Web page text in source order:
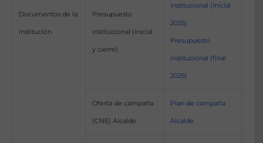
Documentos de la
institución
Presupuesto
institucional (inicial
y cierre).
institucional (inicial
2025)
Presupuesto
institucional (final
2025)
Oferta de campaña
(CNE) Alcalde
Plan de campaña
Alcalde